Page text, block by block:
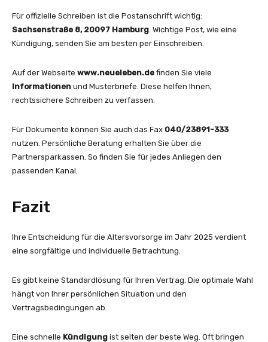
Für offizielle Schreiben ist die Postanschrift wichtig:
Sachsenstraße 8, 20097 Hamburg. Wichtige Post, wie eine
Kündigung, senden Sie am besten per Einschreiben.
Auf der Webseite www.neueleben.de finden Sie viele
Informationen und Musterbriefe. Diese helfen Ihnen,
rechtssichere Schreiben zu verfassen.
Für Dokumente können Sie auch das Fax 040/23891-333
nutzen. Persönliche Beratung erhalten Sie über die
Partnersparkassen. So finden Sie für jedes Anliegen den
passenden Kanal.
Fazit
Ihre Entscheidung für die Altersvorsorge im Jahr 2025 verdient
eine sorgfältige und individuelle Betrachtung.
Es gibt keine Standardlösung für Ihren Vertrag. Die optimale Wahl
hängt von Ihrer persönlichen Situation und den
Vertragsbedingungen ab.
Eine schnelle Kündigung ist selten der beste Weg. Oft bringen